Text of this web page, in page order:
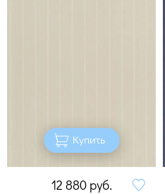
Купить
12 880 руб.